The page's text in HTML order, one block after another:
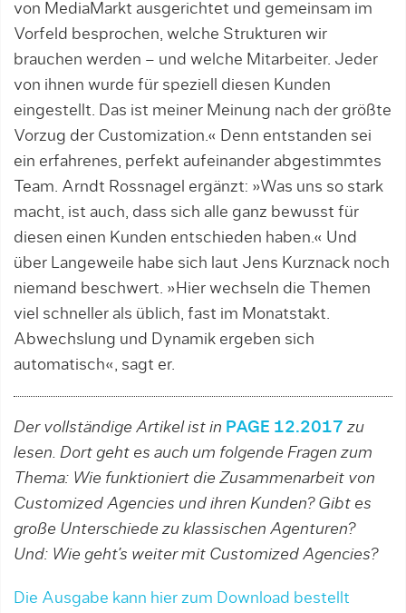
von MediaMarkt ausgerichtet und gemeinsam im
Vorfeld besprochen, welche Strukturen wir
brauchen werden – und welche Mitarbeiter. Jeder
von ihnen wurde für speziell diesen Kunden
eingestellt. Das ist meiner Meinung nach der größte
Vorzug der Customization.« Denn entstanden sei
ein erfahrenes, perfekt aufeinander abgestimmtes
Team. Arndt Rossnagel ergänzt: »Was uns so stark
macht, ist auch, dass sich alle ganz bewusst für
diesen einen Kunden entschie­den haben.« Und
über Langeweile habe sich laut Jens Kurznack noch
niemand beschwert. »Hier wech­seln die Themen
viel schneller als üblich, fast im Monats­takt.
Abwechslung und Dynamik ergeben sich
automatisch«, sagt er.
Der vollständige Artikel ist in PAGE 12.2017 zu
lesen. Dort geht es auch um folgende Fragen zum
Thema: Wie funktioniert die Zusammenarbeit von
Customized Agencies und ihren Kunden? Gibt es
große Unterschiede zu klassischen Agenturen?
Und: Wie geht’s weiter mit Customized Agencies?
Die Ausgabe kann hier zum Download bestellt